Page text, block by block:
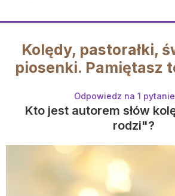
Kolędy, pastorałki,
piosenki. Pamiętasz
Odpowiedz na 1
Kto jest autorem słów
rodzi"?